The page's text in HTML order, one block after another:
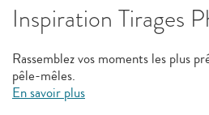
Inspiration Tirages
Rassemblez vos moments les plus
pêle-mêles.
En savoir plus